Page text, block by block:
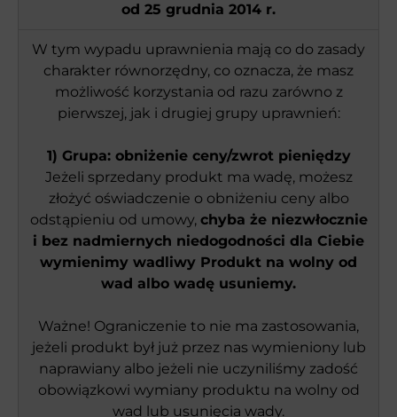
od 25 grudnia 2014 r.
W tym wypadu uprawnienia mają co do zasady
charakter równorzędny, co oznacza, że masz
możliwość korzystania od razu zarówno z
pierwszej, jak i drugiej grupy uprawnień:
1) Grupa: obniżenie ceny/zwrot pieniędzy
Jeżeli sprzedany produkt ma wadę, możesz
złożyć oświadczenie o obniżeniu ceny albo
odstąpieniu od umowy, chyba że niezwłocznie
i bez nadmiernych niedogodności dla Ciebie
wymienimy wadliwy Produkt na wolny od
wad albo wadę usuniemy.
Ważne! Ograniczenie to nie ma zastosowania,
jeżeli produkt był już przez nas wymieniony lub
naprawiany albo jeżeli nie uczyniliśmy zadość
obowiązkowi wymiany produktu na wolny od
wad lub usunięcia wady.